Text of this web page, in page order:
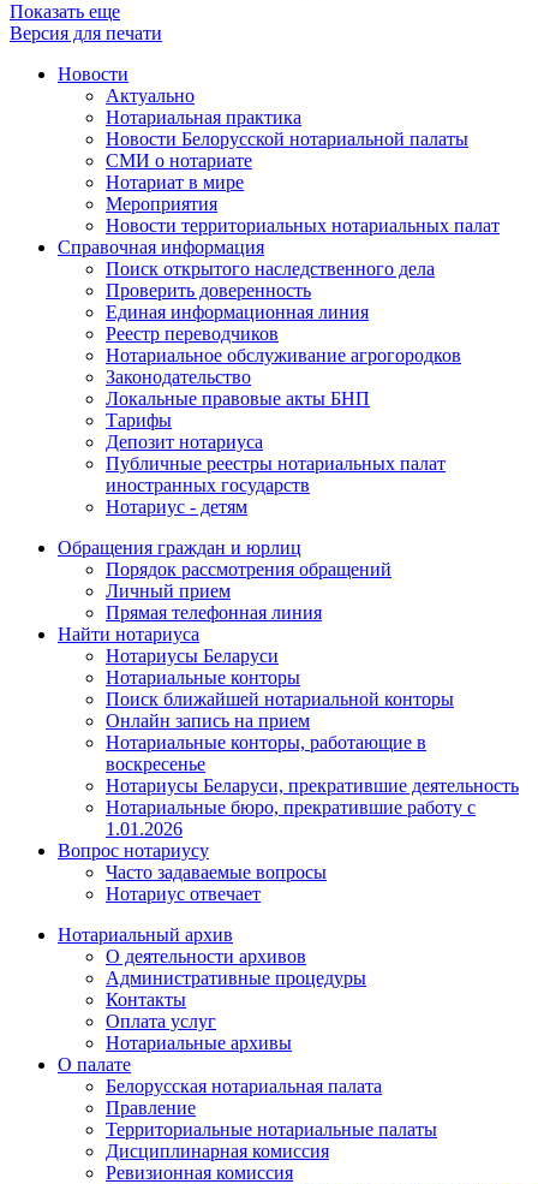
Показать еще
Версия для печати
Новости
Актуально
Нотариальная практика
Новости Белорусской нотариальной палаты
СМИ о нотариате
Нотариат в мире
Мероприятия
Новости территориальных нотариальных палат
Справочная информация
Поиск открытого наследственного дела
Проверить доверенность
Единая информационная линия
Реестр переводчиков
Нотариальное обслуживание агрогородков
Законодательство
Локальные правовые акты БНП
Тарифы
Депозит нотариуса
Публичные реестры нотариальных палат
иностранных государств
Нотариус - детям
Обращения граждан и юрлиц
Порядок рассмотрения обращений
Личный прием
Прямая телефонная линия
Найти нотариуса
Нотариусы Беларуси
Нотариальные конторы
Поиск ближайшей нотариальной конторы
Онлайн запись на прием
Нотариальные конторы, работающие в
воскресенье
Нотариусы Беларуси, прекратившие деятельность
Нотариальные бюро, прекратившие работу с
1.01.2026
Вопрос нотариусу
Часто задаваемые вопросы
Нотариус отвечает
Нотариальный архив
О деятельности архивов
Административные процедуры
Контакты
Оплата услуг
Нотариальные архивы
О палате
Белорусская нотариальная палата
Правление
Территориальные нотариальные палаты
Дисциплинарная комиссия
Ревизионная комиссия